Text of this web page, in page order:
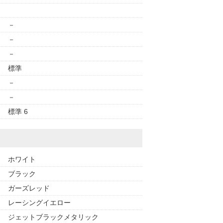
－
－
－
標準
－
－
標準 6
ホワイト
ブラック
ガーズレッド
レーシングイエロー
ジェットブラックメタリック